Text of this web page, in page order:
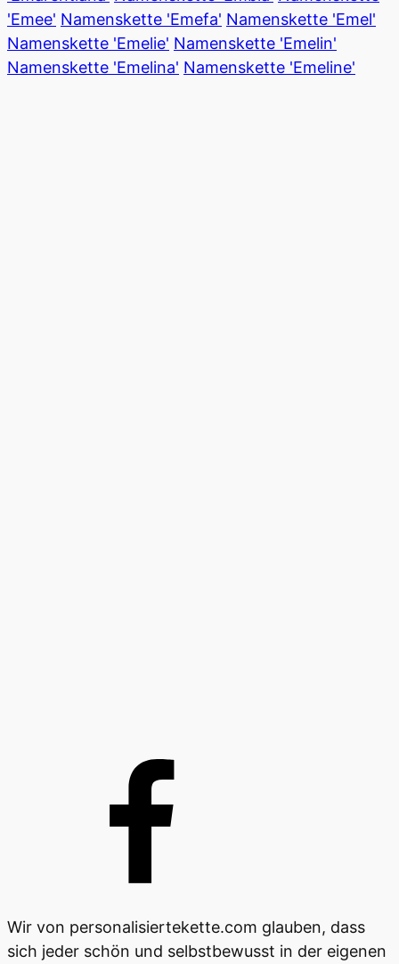
'Emee' Namenskette 'Emefa' Namenskette 'Emel'
Namenskette 'Emelie' Namenskette 'Emelin'
Namenskette 'Emelina' Namenskette 'Emeline'
Wir von personalisiertekette.com glauben, dass
sich jeder schön und selbstbewusst in der eigenen